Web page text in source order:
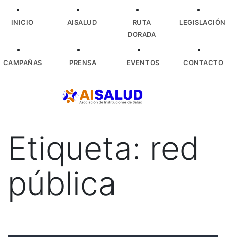
INICIO AISALUD
RUTA
DORADA
LEGISLACIÓN
CAMPAÑAS PRENSA EVENTOS CONTACTO
Etiqueta: red
pública